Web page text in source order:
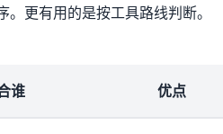
更有用的是按工具路线判断。
谁 优点